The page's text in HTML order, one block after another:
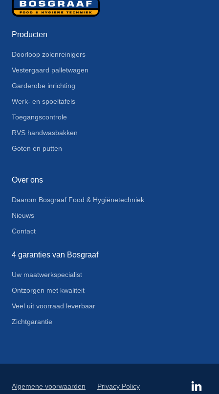
Producten
Doorloop zolenreinigers
Vestergaard palletwagen
Garderobe inrichting
Werk- en spoeltafels
Toegangscontrole
RVS handwasbakken
Goten en putten
Over ons
Daarom Bosgraaf Food & Hygiënetechniek
Nieuws
Contact
4 garanties van Bosgraaf
Uw maatwerkspecialist
Ontzorgen met kwaliteit
Veel uit voorraad leverbaar
Zichtgarantie
Algemene voorwaarden Privacy Policy